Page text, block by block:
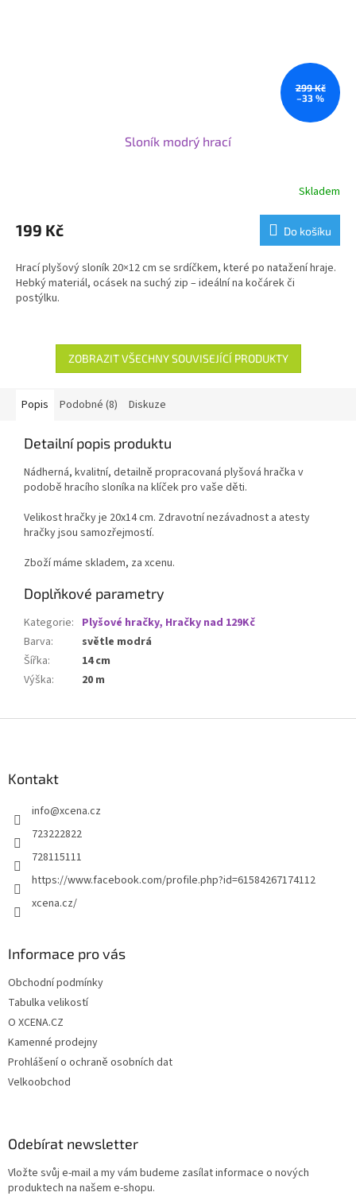
299 Kč
–33 %
Sloník modrý hrací
Skladem
199 Kč Do košíku
Hrací plyšový sloník 20×12 cm se srdíčkem, které po natažení hraje.
Hebký materiál, ocásek na suchý zip – ideální na kočárek či
postýlku.
ZOBRAZIT VŠECHNY SOUVISEJÍCÍ PRODUKTY
Popis Podobné (8) Diskuze
Detailní popis produktu
Nádherná, kvalitní, detailně propracovaná plyšová hračka v
podobě hracího sloníka na klíček pro vaše děti.
Velikost hračky je 20x14 cm. Zdravotní nezávadnost a atesty
hračky jsou samozřejmostí.
Zboží máme skladem, za xcenu.
Doplňkové parametry
Kategorie: Plyšové hračky, Hračky nad 129Kč
Barva:
světle modrá
Šířka:
14 cm
Výška: 20 m
Kontakt
info@xcena.cz
723222822
728115111
https://www.facebook.com/profile.php?id=61584267174112
xcena.cz/
Informace pro vás
Obchodní podmínky
Tabulka velikostí
O XCENA.CZ
Kamenné prodejny
Prohlášení o ochraně osobních dat
Velkoobchod
Odebírat newsletter
Vložte svůj e-mail a my vám budeme zasílat informace o nových
produktech na našem e-shopu.